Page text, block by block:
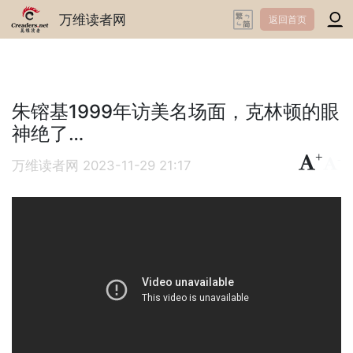
万维读者网 返回首页
朱镕基1999年访美名场面，克林顿的眼
神绝了…
万维读者网 2023-11-29 21:17
+